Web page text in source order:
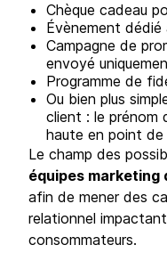
Chèque cadeau
Évènement dédié
Campagne de
envoyé
Programme de
Ou bien plus
client : le prénom
haute en point de
Le champ des
équipes marketing
afin de mener des
relationnel
consommateurs.